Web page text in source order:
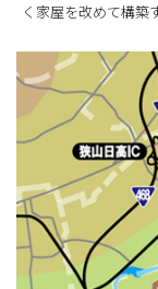
く家屋を改めて構築